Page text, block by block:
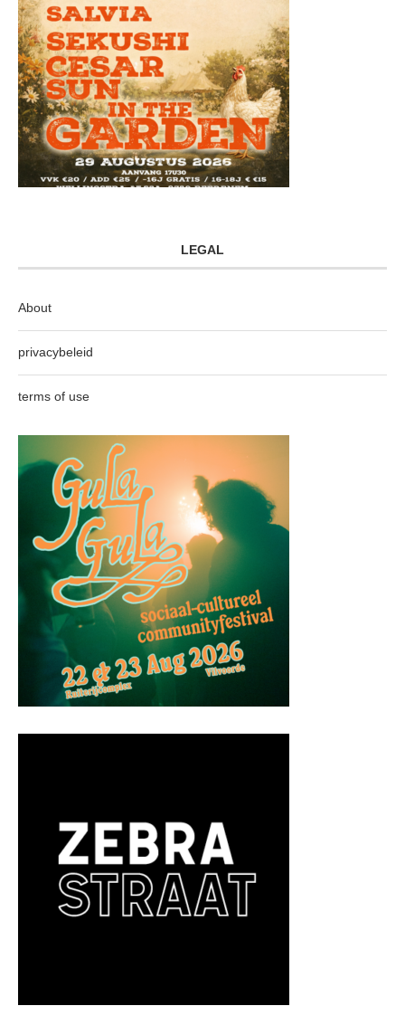
LEGAL
About
privacybeleid
terms of use